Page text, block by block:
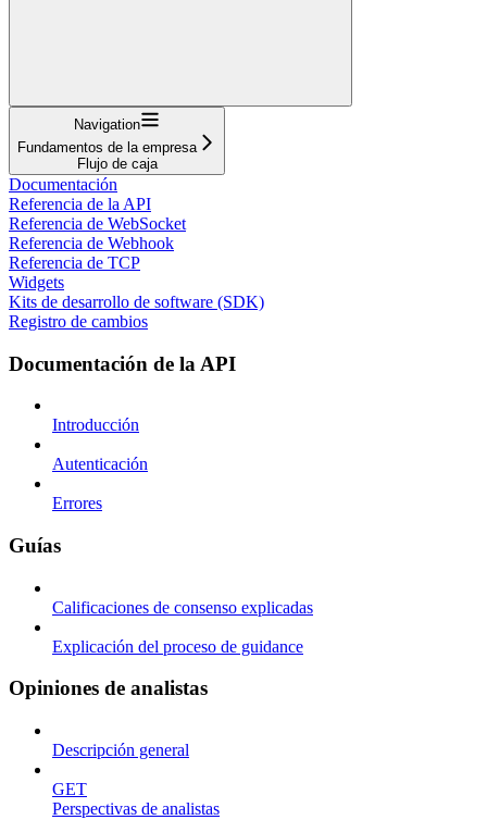
Navigation
Fundamentos de la empresa
Flujo de caja
Documentación
Referencia de la API
Referencia de WebSocket
Referencia de Webhook
Referencia de TCP
Widgets
Kits de desarrollo de software (SDK)
Registro de cambios
Documentación de la API
Introducción
Autenticación
Errores
Guías
Calificaciones de consenso explicadas
Explicación del proceso de guidance
Opiniones de analistas
Descripción general
GET
Perspectivas de analistas